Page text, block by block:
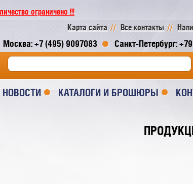
ограничено !!!
Карта сайта
Все контакты
Москва: +7 (495) 9097083
Санкт-Петербург:
НОВОСТИ КАТАЛОГИ И БРОШЮРЫ